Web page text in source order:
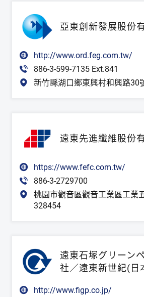
亞東創新發展股份
http://www.ord.feg.com.tw/
886-3-599-7135 Ext.841
新竹縣湖口鄉東興村和興路30
遠東先進纖維股份
https://www.fefc.com.tw/
886-3-2729700
桃園市觀音區觀音工業區工業
328454
遠東石塚グリーン
社／遠東新世紀(日
http://www.figp.co.jp/